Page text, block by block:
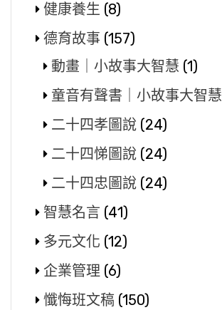
健康養生 (8)
德育故事 (157)
動畫｜小故事大智慧 (1)
童音有聲書｜小故事大智慧
二十四孝圖說 (24)
二十四悌圖說 (24)
二十四忠圖說 (24)
智慧名言 (41)
多元文化 (12)
企業管理 (6)
懺悔班文稿 (150)